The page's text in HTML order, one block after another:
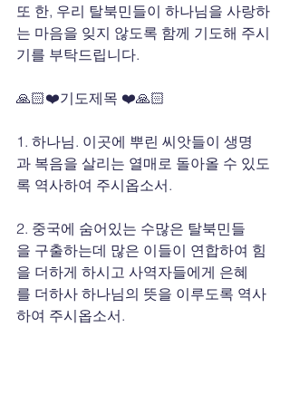
또 한, 우리 탈북민들이 하나님을 사랑하
는 마음을 잊지 않도록 함께 기도해 주시
기를 부탁드립니다.
🙏🏻❤️기도제목 ❤️🙏🏻
1. 하나님. 이곳에 뿌린 씨앗들이 생명
과 복음을 살리는 열매로 돌아올 수 있도
록 역사하여 주시옵소서.
2. 중국에 숨어있는 수많은 탈북민들
을 구출하는데 많은 이들이 연합하여 힘
을 더하게 하시고 사역자들에게 은혜
를 더하사 하나님의 뜻을 이루도록 역사
하여 주시옵소서.